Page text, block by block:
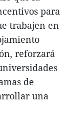
para
trabajen en
reforzará
de
una